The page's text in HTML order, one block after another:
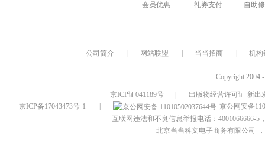
会员优惠
礼券支付
自助
公司简介 网站联盟 当当招商 机构
Copyright 2004
京ICP证041189号
出版物经营许可证 新出
京ICP备17043473号-1
京公网安备
互联网违法和不良信息举报电话：4001066666-5
北京当当科文电子商务有限公司